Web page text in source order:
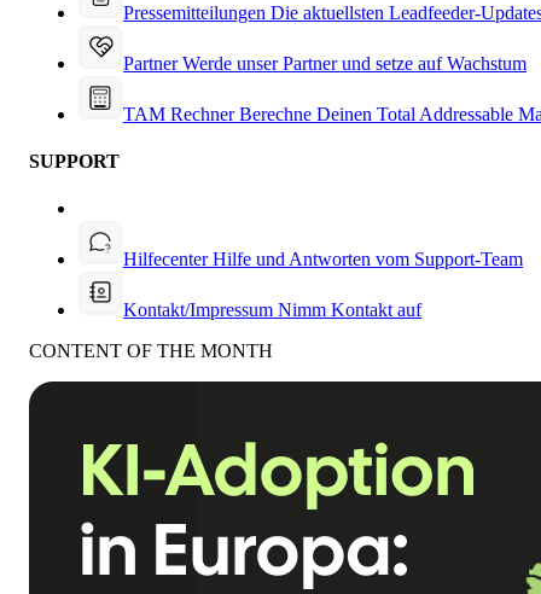
Pressemitteilungen Die aktuellsten Leadfeeder-
PartnerWerde unser Partner und setze auf Wachstum
TAM RechnerBerechne Deinen Total Addressable
SUPPORT
HilfecenterHilfe und Antworten vom Support-Team
Kontakt/Impressum Nimm Kontakt auf
CONTENT OF THE MONTH